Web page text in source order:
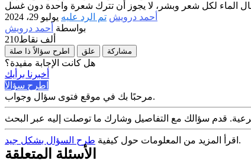
أحمد درويش تم الرد عليه يوليو 29، 2024
بواسطة أحمد درويش
210ألف نقاط
اطرح سؤالاً ذا صلة علق مشاركة
هل كانت الإجابة مفيدة؟
أخبرنا برأيك
اطرح سؤالاً
مرحبًا بك في موقع فتوى سؤال وجواب.
اقرأ المزيد من المعلومات حول كيفية طرح السؤال بشكل جيد .
الأسئلة المتعلقة